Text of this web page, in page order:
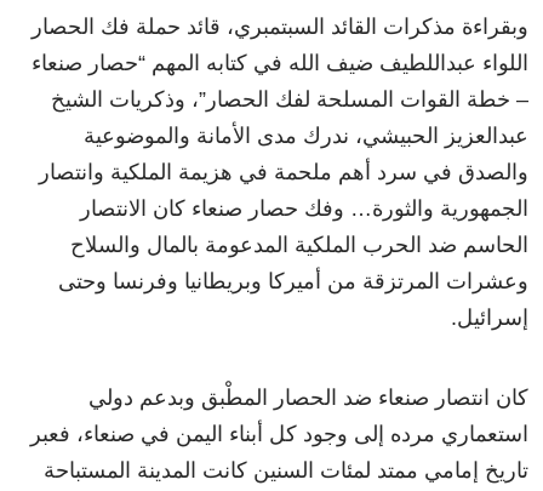
وبقراءة مذكرات القائد السبتمبري، قائد حملة فك الحصار
اللواء عبداللطيف ضيف الله في كتابه المهم “حصار صنعاء
– خطة القوات المسلحة لفك الحصار”، وذكريات الشيخ
عبدالعزيز الحبيشي، ندرك مدى الأمانة والموضوعية
والصدق في سرد أهم ملحمة في هزيمة الملكية وانتصار
الجمهورية والثورة… وفك حصار صنعاء كان الانتصار
الحاسم ضد الحرب الملكية المدعومة بالمال والسلاح
وعشرات المرتزقة من أميركا وبريطانيا وفرنسا وحتى
إسرائيل.
كان انتصار صنعاء ضد الحصار المطْبق وبدعم دولي
استعماري مرده إلى وجود كل أبناء اليمن في صنعاء، فعبر
تاريخ إمامي ممتد لمئات السنين كانت المدينة المستباحة